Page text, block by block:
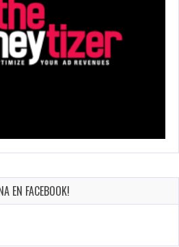
EN FACEBOOK!